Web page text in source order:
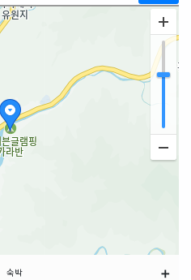
숙박 ➕